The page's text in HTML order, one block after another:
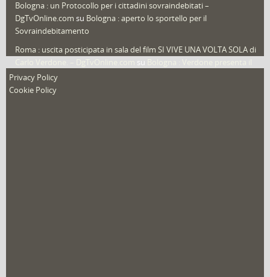
Bologna : un Protocollo per i cittadini sovraindebitati –
DgTvOnline.com su Bologna : aperto lo sportello per il
Sovraindebitamento
Roma : uscita posticipata in sala del film SI VIVE UNA VOLTA SOLA di
su
nuovo film
Privacy Policy
Cookie Policy